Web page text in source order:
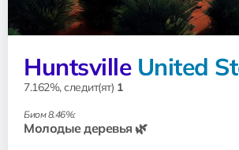
Huntsville United
7.162%, следит(ят) 1
Биом 8.46%:
Молодые деревья 🌿